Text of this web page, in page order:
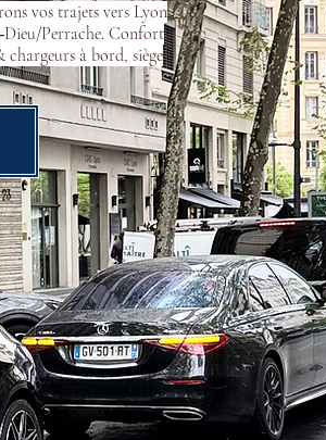
vos trajets vers Lyon
Perrache. Confort
chargeurs à bord, siège